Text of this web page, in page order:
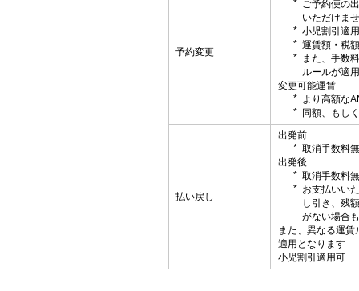
予約変更
ご予約便の
いただけま
小児割引適
運賃額・税
また、手数
ルールが適
変更可能運賃
より高額な
同額、もし
払い戻し
出発前
取消手数料
出発後
取消手数料
お支払いい
し引き、残
がない場合
また、異なる運
適用となります
小児割引適用可